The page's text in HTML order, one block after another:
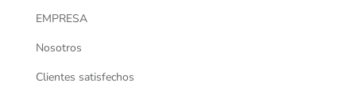
EMPRESA
Nosotros
Clientes satisfechos